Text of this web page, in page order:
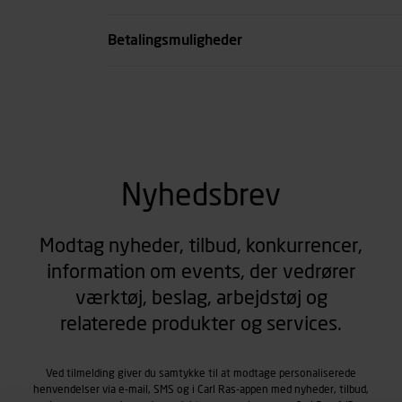
Betalingsmuligheder
Nyhedsbrev
Modtag nyheder, tilbud, konkurrencer,
information om events, der vedrører
værktøj, beslag, arbejdstøj og
relaterede produkter og services.
Ved tilmelding giver du samtykke til at modtage personaliserede
henvendelser via e-mail, SMS og i Carl Ras-appen med nyheder, tilbud,